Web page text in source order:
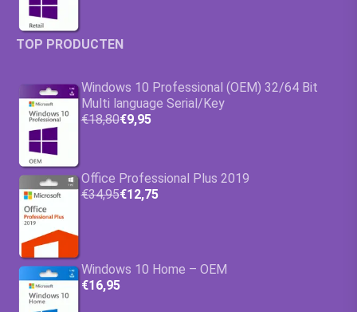
TOP PRODUCTEN
Windows 10 Professional (OEM) 32/64 Bit
Multi language Serial/Key
€18,80€9,95
Office Professional Plus 2019
€34,95€12,75
Windows 10 Home – OEM
€16,95